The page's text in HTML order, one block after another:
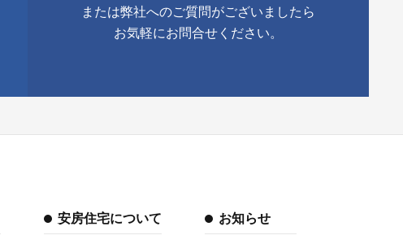
または弊社へのご質問がございましたら
お気軽にお問合せください。
安房住宅について お知らせ